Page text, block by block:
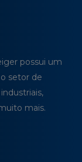
possui um
setor de
mais.